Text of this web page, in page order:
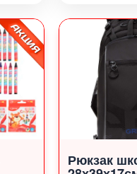
Рюкзак